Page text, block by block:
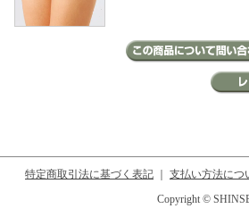
特定商取引法に基づく表記 支払い方法につ
Copyright ©